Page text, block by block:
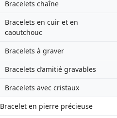
Bracelets chaîne
Bracelets en cuir et en
caoutchouc
Bracelets à graver
Bracelets d’amitié gravables
Bracelets avec cristaux
Bracelet en pierre précieuse